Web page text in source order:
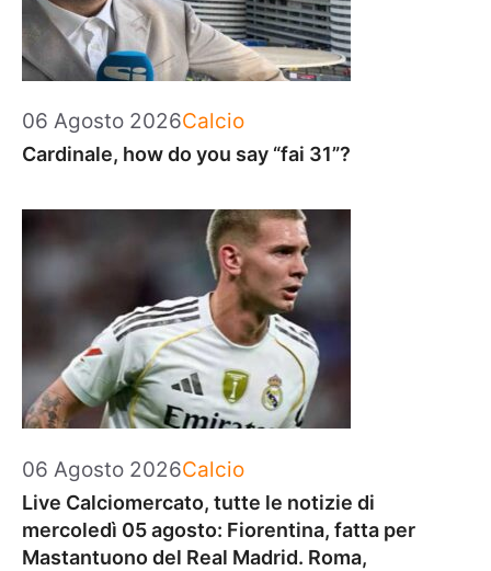
06 Agosto 2026Categorie
Calcio
Cardinale, how do you say “fai 31”?
06 Agosto 2026Categorie
Calcio
Live Calciomercato, tutte le notizie di
mercoledì 05 agosto: Fiorentina, fatta per
Mastantuono del Real Madrid. Roma,